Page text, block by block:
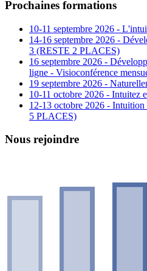
Prochaines formations
10-11 septembre 2026 -
14-16 septembre 2026 -
3 (RESTE 2 PLACES)
16 septembre 2026 -
ligne - Visioconférence
19 septembre 2026 -
10-11 octobre 2026 - Intuitez
12-13 octobre 2026 -
5 PLACES)
Nous rejoindre